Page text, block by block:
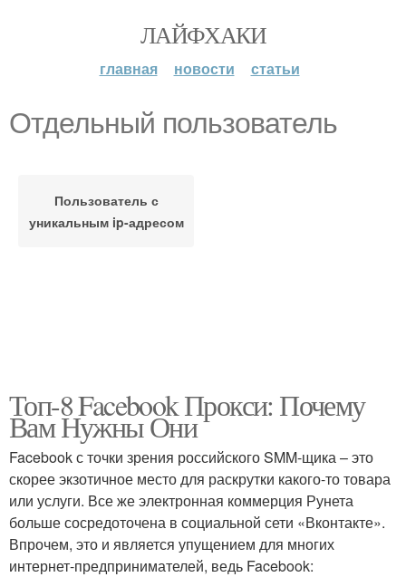
ЛАЙФХАКИ
главная новости статьи
Отдельный пользователь
Пользователь с
уникальным ip-адресом
Топ-8 Facebook Прокси: Почему
Вам Нужны Они
Facebook с точки зрения российского SMM-щика – это
скорее экзотичное место для раскрутки какого-то товара
или услуги. Все же электронная коммерция Рунета
больше сосредоточена в социальной сети «Вконтакте».
Впрочем, это и является упущением для многих
интернет-предпринимателей, ведь Facebook: